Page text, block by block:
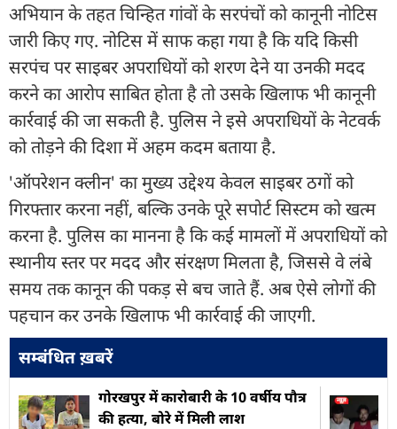
अभियान के तहत चिन्हित गांवों के सरपंचों को कानूनी नोटिस
जारी किए गए. नोटिस में साफ कहा गया है कि यदि किसी
सरपंच पर साइबर अपराधियों को शरण देने या उनकी मदद
करने का आरोप साबित होता है तो उसके खिलाफ भी कानूनी
कार्रवाई की जा सकती है. पुलिस ने इसे अपराधियों के नेटवर्क
को तोड़ने की दिशा में अहम कदम बताया है.
'ऑपरेशन क्लीन' का मुख्य उद्देश्य केवल साइबर ठगों को
गिरफ्तार करना नहीं, बल्कि उनके पूरे सपोर्ट सिस्टम को खत्म
करना है. पुलिस का मानना है कि कई मामलों में अपराधियों को
स्थानीय स्तर पर मदद और संरक्षण मिलता है, जिससे वे लंबे
समय तक कानून की पकड़ से बच जाते हैं. अब ऐसे लोगों की
पहचान कर उनके खिलाफ भी कार्रवाई की जाएगी.
सम्बंधित ख़बरें
गोरखपुर में कारोबारी के 10 वर्षीय पौत्र
की हत्या, बोरे में मिली लाश